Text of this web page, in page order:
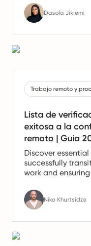
y cumplimiento
Dasola Jikiemi
Trabajo remoto y
Lista de
exitosa a la
remoto | Guía
Discover
successfully
work and
Nika Khurtsidze